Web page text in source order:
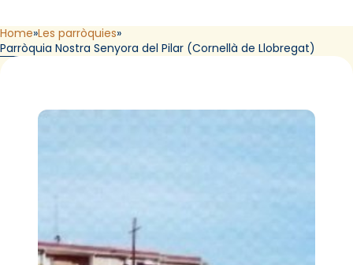
Home Les parròquies
Parròquia Nostra Senyora del Pilar (Cornellà de Llobregat)